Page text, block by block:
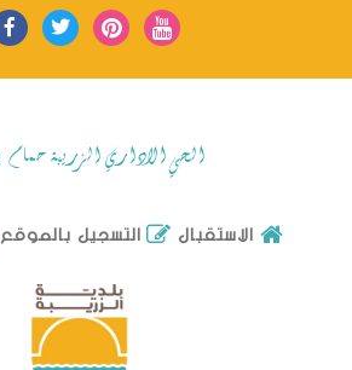
الحي الاداري الزريبة حمام 1152
الاستقبال التسجيل بالموقع